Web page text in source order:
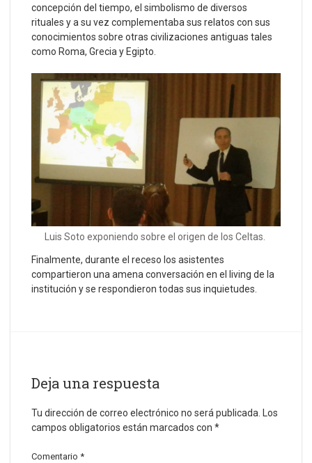
concepción del tiempo, el simbolismo de diversos
rituales y a su vez complementaba sus relatos con sus
conocimientos sobre otras civilizaciones antiguas tales
como Roma, Grecia y Egipto.
Luis Soto exponiendo sobre el origen de los Celtas.
Finalmente, durante el receso los asistentes
compartieron una amena conversación en el living de la
institución y se respondieron todas sus inquietudes.
Deja una respuesta
Tu dirección de correo electrónico no será publicada. Los
campos obligatorios están marcados con *
Comentario *